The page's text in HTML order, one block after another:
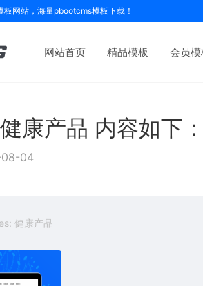
网站，海量pbootcms模板下载！
网站首页 精品模板 会员模
康产品 内容如下：
08-04
健康产品